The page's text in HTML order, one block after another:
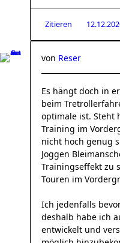
Zitieren
von Reser
Es hängt doch in
beim
optimale ist. Steht
Training im
nicht hoch genug
Joggen
Trainingseffekt zu
Touren im
Ich jedenfalls
deshalb habe ich
entwickelt und